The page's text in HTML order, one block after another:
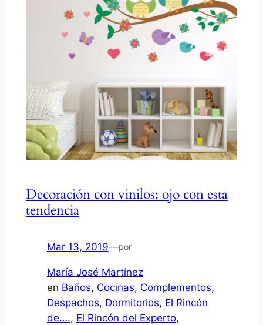
Decoración con vinilos: ojo con esta
tendencia
Mar 13, 2019—por
María José Martínez
en Baños, Cocinas, Complementos
Despachos, Dormitorios, El Rincón
de…., El Rincón del Experto